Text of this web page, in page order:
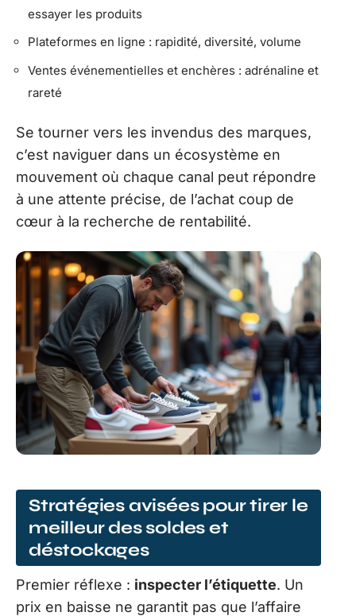
essayer les produits
Plateformes en ligne : rapidité, diversité, volume
Ventes événementielles et enchères : adrénaline et
rareté
Se tourner vers les invendus des marques,
c’est naviguer dans un écosystème en
mouvement où chaque canal peut répondre
à une attente précise, de l’achat coup de
cœur à la recherche de rentabilité.
Stratégies avisées pour tirer le
meilleur des soldes et
déstockages
Premier réflexe : inspecter l’étiquette. Un
prix en baisse ne garantit pas que l’affaire